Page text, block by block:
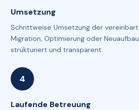
Umsetzung
Schrittweise Umsetzung der
Migration, Optimierung oder
strukturiert und transparent.
Laufende Betreuung